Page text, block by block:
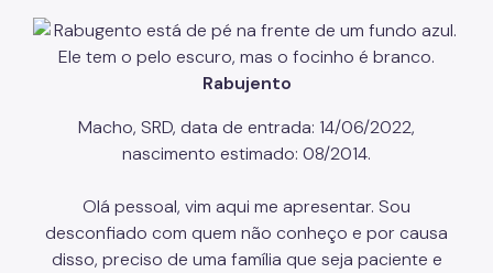
Rabujento
Macho, SRD, data de entrada: 14/06/2022,
nascimento estimado: 08/2014.
Olá pessoal, vim aqui me apresentar. Sou
desconfiado com quem não conheço e por causa
disso, preciso de uma família que seja paciente e